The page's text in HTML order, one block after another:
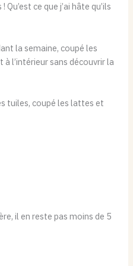
ce que j’ai hâte qu’ils
la semaine, coupé les
l’intérieur sans découvrir la
tuiles, coupé les lattes et
il en reste pas moins de 5